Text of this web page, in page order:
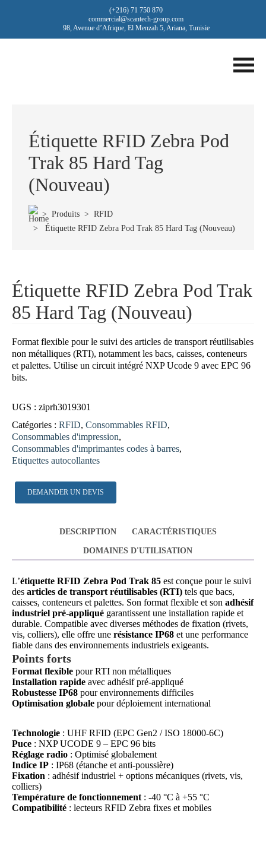
(+216) 71 750 870
commercial@scantech-group.com
98, Avenue d’Afrique, El Menzah 5, Ariana, Tunisie
Étiquette RFID Zebra Pod
Trak 85 Hard Tag
(Nouveau)
> Produits > RFID
> Étiquette RFID Zebra Pod Trak 85 Hard Tag (Nouveau)
Étiquette RFID Zebra Pod Trak
85 Hard Tag (Nouveau)
Format flexible pour le suivi des articles de transport réutilisables
non métalliques (RTI), notamment les bacs, caisses, conteneurs
et palettes. Utilise un circuit intégré NXP Ucode 9 avec EPC 96
bits.
UGS : ziprh3019301
Catégories : RFID, Consommables RFID,
Consommables d'impression,
Consommables d'imprimantes codes à barres,
Etiquettes autocollantes
DEMANDER UN DEVIS
DESCRIPTION CARACTÉRISTIQUES
DOMAINES D'UTILISATION
L’étiquette RFID Zebra Pod Trak 85 est conçue pour le suivi
des articles de transport réutilisables (RTI) tels que bacs,
caisses, conteneurs et palettes. Son format flexible et son adhésif
industriel pré-appliqué garantissent une installation rapide et
durable. Compatible avec diverses méthodes de fixation (rivets,
vis, colliers), elle offre une résistance IP68 et une performance
fiable dans des environnements industriels exigeants.
Points forts
Format flexible pour RTI non métalliques
Installation rapide avec adhésif pré-appliqué
Robustesse IP68 pour environnements difficiles
Optimisation globale pour déploiement international
Technologie : UHF RFID (EPC Gen2 / ISO 18000-6C)
Puce : NXP UCODE 9 – EPC 96 bits
Réglage radio : Optimisé globalement
Indice IP : IP68 (étanche et anti-poussière)
Fixation : adhésif industriel + options mécaniques (rivets, vis,
colliers)
Température de fonctionnement : -40 °C à +55 °C
Compatibilité : lecteurs RFID Zebra fixes et mobiles